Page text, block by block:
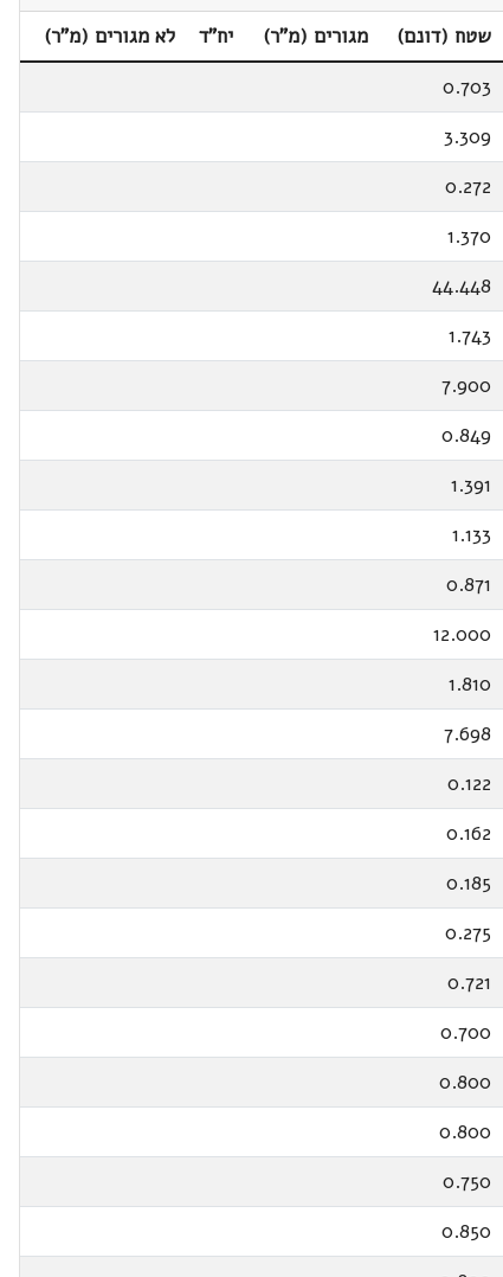
שטח (דונם) מגורים (מ"ר) יח"ד
לא מגורים (מ"ר)
0.703
3.309
0.272
1.370
44.448
1.743
7.900
0.849
1.391
1.133
0.871
12.000
1.810
7.698
0.122
0.162
0.185
0.275
0.721
0.700
0.800
0.800
0.750
0.850